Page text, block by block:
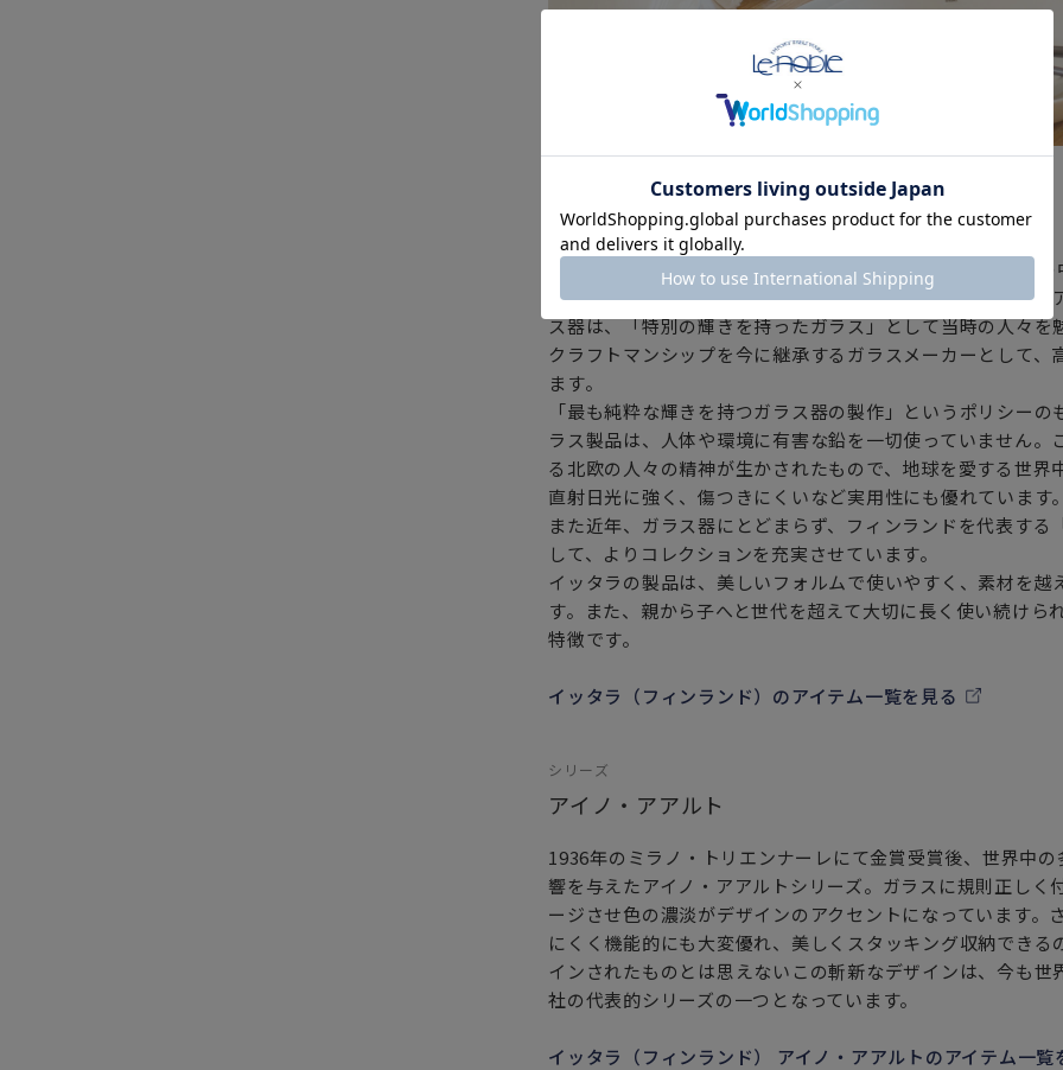
イッタラ（フィンランド）
1881年「イッタラ」は、森と湖の国フィンランドの大自然
生しました。ガラス吹きマイスター、ピーター・マクヌス
ス器は、「特別の輝きを持ったガラス」として当時の人々を
クラフトマンシップを今に継承するガラスメーカーとして
ます。
「最も純粋な輝きを持つガラス器の製作」というポリシー
ラス製品は、人体や環境に有害な鉛を一切使っていません。
る北欧の人々の精神が生かされたもので、地球を愛する世界
直射日光に強く、傷つきにくいなど実用性にも優れています。
また近年、ガラス器にとどまらず、フィンランドを代表する
して、よりコレクションを充実させています。
イッタラの製品は、美しいフォルムで使いやすく、素材を
す。また、親から子へと世代を超えて大切に長く使い続けら
特徴です。
イッタラ（フィンランド）のアイテム一覧を見る
シリーズ
アイノ・アアルト
1936年のミラノ・トリエンナーレにて金賞受賞後、世界中
響を与えたアイノ・アアルトシリーズ。ガラスに規則正しく
ージさせ色の濃淡がデザインのアクセントになっています。
にくく機能的にも大変優れ、美しくスタッキング収納でき
インされたものとは思えないこの斬新なデザインは、今も世
社の代表的シリーズの一つとなっています。
イッタラ（フィンランド） アイノ・アアルトのアイテム一覧